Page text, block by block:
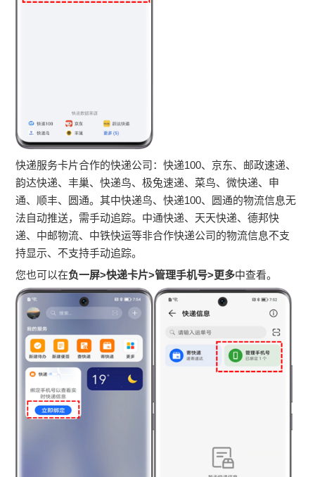
快递服务卡片合作的快递公司：快递100、京东、邮政速递、
韵达快递、丰巢、快递鸟、极兔速递、菜鸟、微快递、申
通、顺丰、圆通。其中快递鸟、快递100、圆通的物流信息无
法自动推送，需手动追踪。中通快递、天天快递、德邦快
递、中邮物流、中铁快运等非合作快递公司的物流信息不支
持显示、不支持手动追踪。
您也可以在负一屏>快递卡片>管理手机号>更多中查看。